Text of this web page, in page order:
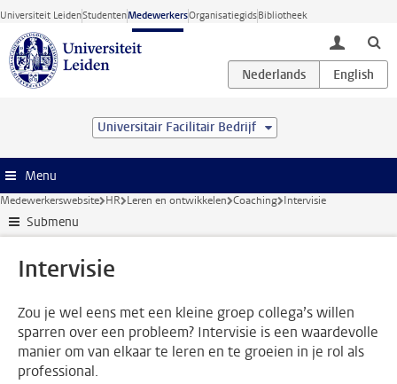
Ga direct naar de inhoud
Universiteit LeidenStudentenMedewerkersOrganisatiegidsBibliotheek
toggle
Universitair Facilitair Bedrijf
Menu
Medewerkerswebsite HR Leren en ontwikkelen Coaching Intervisie
Submenu
Intervisie
Zou je wel eens met een kleine groep collega’s willen
sparren over een probleem? Intervisie is een waardevolle
manier om van elkaar te leren en te groeien in je rol als
professional.